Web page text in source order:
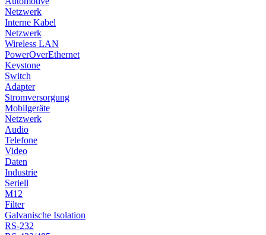
Netzwerk
Interne Kabel
Netzwerk
Wireless LAN
PowerOverEthernet
Keystone
Switch
Adapter
Stromversorgung
Mobilgeräte
Netzwerk
Audio
Telefone
Video
Daten
Industrie
Seriell
M12
Filter
Galvanische Isolation
RS-232